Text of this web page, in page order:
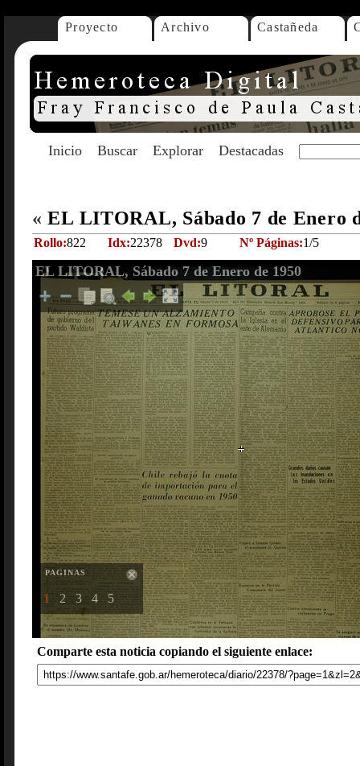
Proyecto Archivo Castañeda
Inicio Buscar Explorar Destacadas
« EL LITORAL, Sábado 7 de Enero
Rollo:822 Idx:22378 Dvd:9 Nº Páginas:1/5
EL LITORAL, Sábado 7 de Enero de 1950
PAGINAS
1 2 3 4 5
Comparte esta noticia copiando el siguiente enlace: